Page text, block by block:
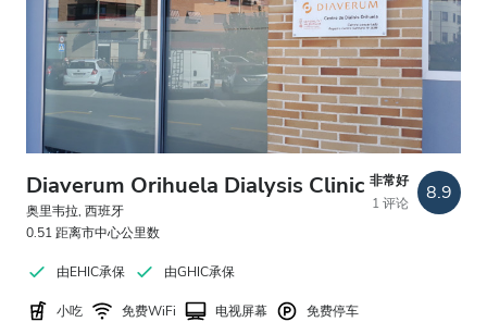
Diaverum Orihuela Dialysis Clinic
奥里韦拉, 西班牙
0.51 距离市中心公里数
非常好
1 评论
8.9
由EHIC承保 由GHIC承保
小吃 免费WiFi 电视屏幕 免费停车